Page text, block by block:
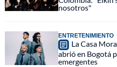
nosotros"
ENTRETENIMIENTO
La Casa
abrió en Bogotá
emergentes